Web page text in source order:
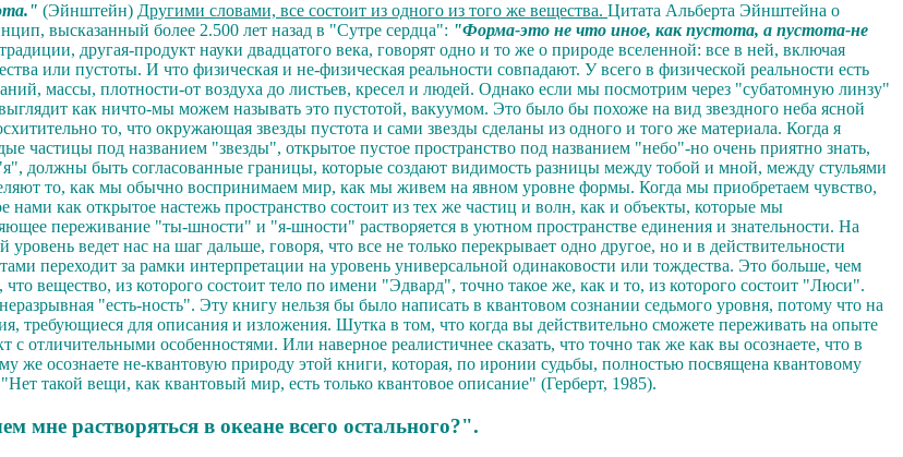
(Эйнштейн) Другими словами, все состоит из одного из того же вещества. Цитата Альберта Эйнштейна о
высказанный более 2.500 лет назад в "Сутре сердца": "Форма-это не что иное, как пустота, а пустота-не
другая-продукт науки двадцатого века, говорят одно и то же о природе вселенной: все в ней, включая
или пустоты. И что физическая и не-физическая реальности совпадают. У всего в физической реальности есть
массы, плотности-от воздуха до листьев, кресел и людей. Однако если мы посмотрим через "субатомную линзу"
как ничто-мы можем называть это пустотой, вакуумом. Это было бы похоже на вид звездного неба ясной
то, что окружающая звезды пустота и сами звезды сделаны из одного и того же материала. Когда я
частицы под названием "звезды", открытое пустое пространство под названием "небо"-но очень приятно знать,
должны быть согласованные границы, которые создают видимость разницы между тобой и мной, между стульями
то, как мы обычно воспринимаем мир, как мы живем на явном уровне формы. Когда мы приобретаем чувство,
как открытое настежь пространство состоит из тех же частиц и волн, как и объекты, которые мы
переживание "ты-шности" и "я-шности" растворяется в уютном пространстве единения и знательности. На
ведет нас на шаг дальше, говоря, что все не только перекрывает одно другое, но и в действительности
переходит за рамки интерпретации на уровень универсальной одинаковости или тождества. Это больше, чем
вещество, из которого состоит тело по имени "Эдвард", точно такое же, как и то, из которого состоит "Люси".
"есть-ность". Эту книгу нельзя бы было написать в квантовом сознании седьмого уровня, потому что на
требующиеся для описания и изложения. Шутка в том, что когда вы действительно сможете переживать на опыте
с отличительными особенностями. Или наверное реалистичнее сказать, что точно так же как вы осознаете, что в
осознаете не-квантовую природу этой книги, которая, по иронии судьбы, полностью посвящена квантовому
такой вещи, как квантовый мир, есть только квантовое описание" (Герберт, 1985).
мне растворяться в океане всего остального?".